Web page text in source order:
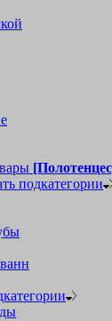
подкатегории